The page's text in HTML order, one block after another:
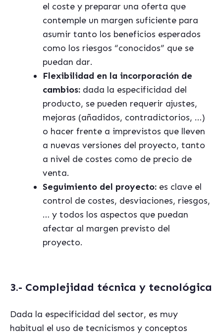
el coste y preparar una oferta que
contemple un margen suficiente para
asumir tanto los beneficios esperados
como los riesgos “conocidos” que se
puedan dar.
Flexibilidad en la incorporación de
cambios: dada la especificidad del
producto, se pueden requerir ajustes,
mejoras (añadidos, contradictorios, …)
o hacer frente a imprevistos que lleven
a nuevas versiones del proyecto, tanto
a nivel de costes como de precio de
venta.
Seguimiento del proyecto: es clave el
control de costes, desviaciones, riesgos,
… y todos los aspectos que puedan
afectar al margen previsto del
proyecto.
3.- Complejidad técnica y tecnológica
Dada la especificidad del sector, es muy
habitual el uso de tecnicismos y conceptos